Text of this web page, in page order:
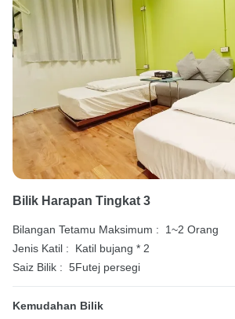
Bilik Harapan Tingkat 3
Bilangan Tetamu Maksimum :
1~2 Orang
Jenis Katil :
Katil bujang * 2
Saiz Bilik : 5Futej persegi
Kemudahan Bilik